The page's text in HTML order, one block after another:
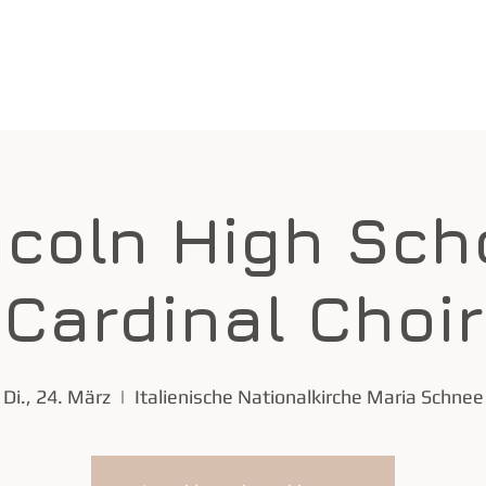
High
Cardinal Choir
Di., 24. März
  |
Italienische Nationalkirche Maria Schnee